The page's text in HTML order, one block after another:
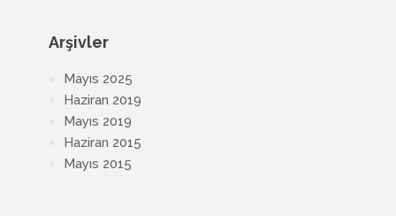
Arşivler
Mayıs 2025
Haziran 2019
Mayıs 2019
Haziran 2015
Mayıs 2015